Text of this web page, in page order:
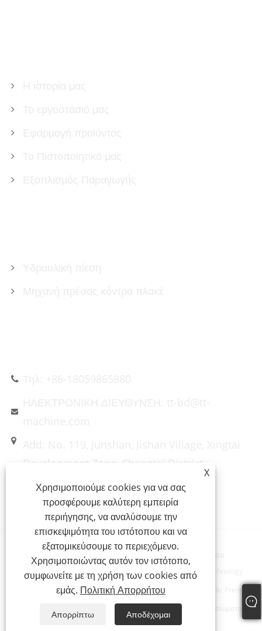
Development Zone, Changtai District,
Zhangzhou City, Fujian Province, Κίνα
Links Sitemap RSS XML Πολιτική Απορρήτου
Πνευματικά δικαιώματα © 2023 Xiamen Taitian Machinery Technology
Group Co., Ltd. - Hydraulic Forging Press, Composites Hydraulic Press,
Metal Punching Hydraulic Press - Με την επιφύλαξη παντός δικαιώματος.
备案/许可证编号为：闽ICP备2023021834号
X
Χρησιμοποιούμε cookies για να σας
προσφέρουμε καλύτερη εμπειρία
περιήγησης, να αναλύσουμε την
επισκεψιμότητα του ιστότοπου και να
εξατομικεύσουμε το περιεχόμενο.
Χρησιμοποιώντας αυτόν τον ιστότοπο,
συμφωνείτε με τη χρήση των cookies από
εμάς. Πολιτική Απορρήτου
Απορρίπτω Αποδέχομαι